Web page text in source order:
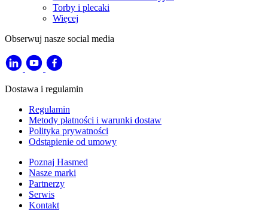
Torby i plecaki
Więcej
Obserwuj nasze social media
Dostawa i regulamin
Regulamin
Metody płatności i warunki dostaw
Polityka prywatności
Odstąpienie od umowy
Poznaj Hasmed
Nasze marki
Partnerzy
Serwis
Kontakt